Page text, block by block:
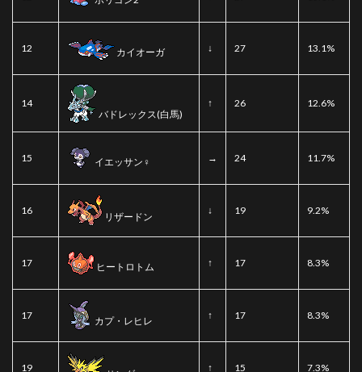
12 カイオーガ ↓ 27 13.1%
14
バドレックス(白馬)
↑ 26 12.6%
15 イエッサン♀ → 24 11.7%
16
リザードン
↓ 19 9.2%
17 ヒートロトム ↑ 17 8.3%
17 カプ・レヒレ ↑ 17 8.3%
19 ↑ 15 7.3%